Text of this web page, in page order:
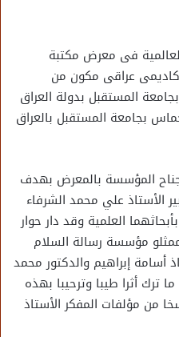
فى معرض مكتبة
عراقى مكون من
المستقبل بدولة العراق
بجامعة المستقبل بالعراق
المؤسسة بالمعرض بهدف
الأستاذ علي محمد الشرفاء
العلمية وقد دار حوار
مؤسسة رسالة السلام
أسامة إبراهيم والدكتور محمد
ترك أثرا طيبا وترحيبا بهذه
من مؤلفات المفكر الأستاذ